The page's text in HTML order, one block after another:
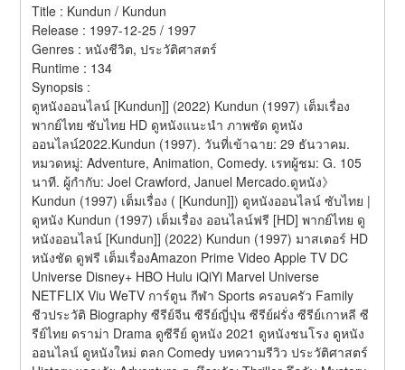
Title : Kundun / Kundun
Release : 1997-12-25 / 1997
Genres : หนังชีวิต, ประวัติศาสตร์
Runtime : 134
Synopsis :
ดูหนังออนไลน์ [Kundun]] (2022) Kundun (1997) เต็มเรื่อง
พากย์ไทย ซับไทย HD ดูหนังแนะนำ ภาพชัด ดูหนัง
ออนไลน์2022.Kundun (1997). วันที่เข้าฉาย: 29 ธันวาคม.
หมวดหมู่: Adventure, Animation, Comedy. เรทผู้ชม: G. 105
นาที. ผู้กำกับ: Joel Crawford, Januel Mercado.ดูหนัง》
Kundun (1997) เต็มเรื่อง ( [Kundun]]) ดูหนังออนไลน์ ซับไทย |
ดูหนัง Kundun (1997) เต็มเรื่อง ออนไลน์ฟรี [HD] พากย์ไทย ดู
หนังออนไลน์ [Kundun]] (2022) Kundun (1997) มาสเตอร์ HD
หนังชัด ดูฟรี เต็มเรื่องAmazon Prime Video Apple TV DC
Universe Disney+ HBO Hulu iQiYi Marvel Universe
NETFLIX Viu WeTV การ์ตูน กีฬา Sports ครอบครัว Family
ชีวประวัติ Biography ซีรีย์จีน ซีรีย์ญี่ปุ่น ซีรีย์ฝรั่ง ซีรีย์เกาหลี ซี
รีย์ไทย ดราม่า Drama ดูซีรีย์ ดูหนัง 2021 ดูหนังชนโรง ดูหนัง
ออนไลน์ ดูหนังใหม่ ตลก Comedy บทความรีวิว ประวัติศาสตร์